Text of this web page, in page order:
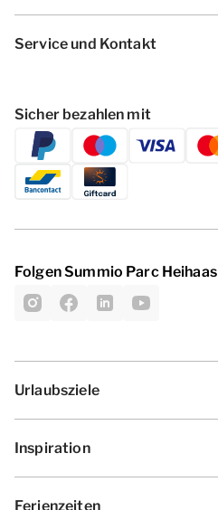
Service und Kontakt
Sicher bezahlen mit
Folgen Summio Parc Heihaas
Urlaubsziele
Inspiration
Ferienzeiten